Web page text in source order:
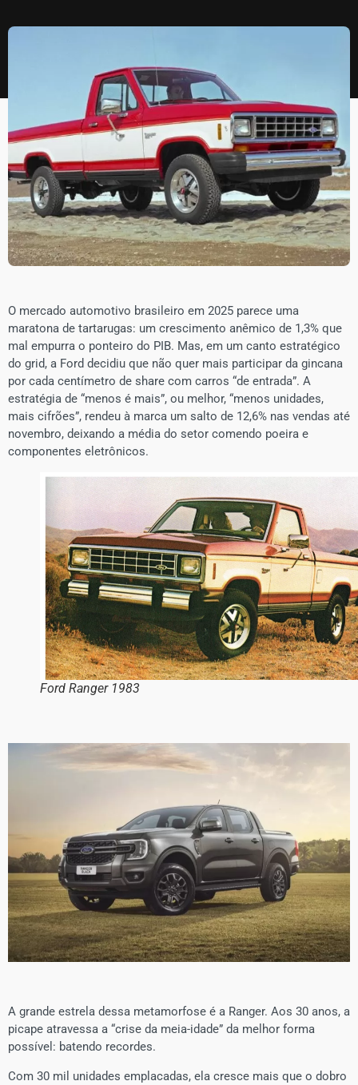
O mercado automotivo brasileiro em 2025 parece uma
maratona de tartarugas: um crescimento anêmico de 1,3% que
mal empurra o ponteiro do PIB. Mas, em um canto estratégico
do grid, a Ford decidiu que não quer mais participar da gincana
por cada centímetro de share com carros “de entrada”. A
estratégia de “menos é mais”, ou melhor, “menos unidades,
mais cifrões”, rendeu à marca um salto de 12,6% nas vendas até
novembro, deixando a média do setor comendo poeira e
componentes eletrônicos.
Ford Ranger 1983
​A grande estrela dessa metamorfose é a Ranger. Aos 30 anos, a
picape atravessa a “crise da meia-idade” da melhor forma
possível: batendo recordes.
Com 30 mil unidades emplacadas, ela cresce mais que o dobro